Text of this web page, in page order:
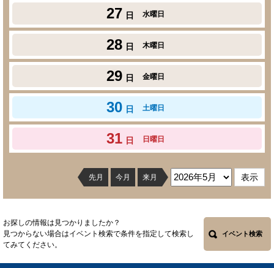
27 日 水曜日
28 日 木曜日
29 日 金曜日
30 日 土曜日
31 日 日曜日
先月 今月 来月
お探しの情報は見つかりましたか？
見つからない場合はイベント検索で条件を指定して検索し
てみてください。
イベント検索